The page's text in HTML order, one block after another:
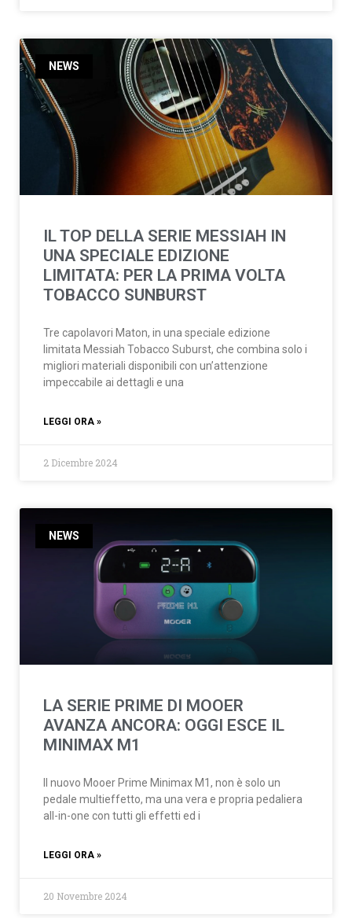
NEWS
IL TOP DELLA SERIE MESSIAH IN
UNA SPECIALE EDIZIONE
LIMITATA: PER LA PRIMA VOLTA
TOBACCO SUNBURST
Tre capolavori Maton, in una speciale edizione
limitata Messiah Tobacco Suburst, che combina solo i
migliori materiali disponibili con un’attenzione
impeccabile ai dettagli e una
LEGGI ORA »
2 Dicembre 2024
NEWS
LA SERIE PRIME DI MOOER
AVANZA ANCORA: OGGI ESCE IL
MINIMAX M1
Il nuovo Mooer Prime Minimax M1, non è solo un
pedale multieffetto, ma una vera e propria pedaliera
all-in-one con tutti gli effetti ed i
LEGGI ORA »
20 Novembre 2024